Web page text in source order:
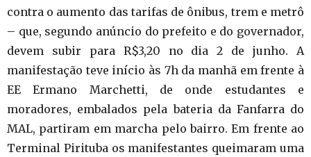
contra o aumento das tarifas de ônibus, trem e metrô
– que, segundo anúncio do prefeito e do governador,
devem subir para R$3,20 no dia 2 de junho. A
manifestação teve início às 7h da manhã em frente à
EE Ermano Marchetti, de onde estudantes e
moradores, embalados pela bateria da Fanfarra do
MAL, partiram em marcha pelo bairro. Em frente ao
Terminal Pirituba os manifestantes queimaram uma